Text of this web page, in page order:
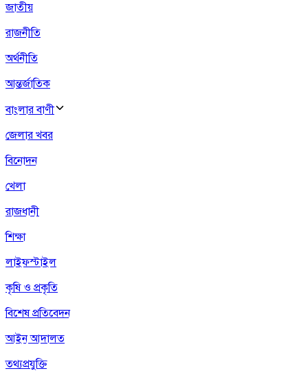
জাতীয়
রাজনীতি
অর্থনীতি
আন্তর্জাতিক
বাংলার বাণী
জেলার খবর
বিনোদন
খেলা
রাজধানী
শিক্ষা
লাইফস্টাইল
কৃষি ও প্রকৃতি
বিশেষ প্রতিবেদন
আইন আদালত
তথ্যপ্রযুক্তি